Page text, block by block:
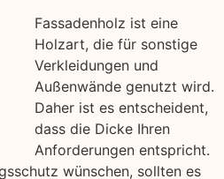
Fassadenholz ist eine
Holzart, die für sonstige
Verkleidungen und
Außenwände genutzt wird.
Daher ist es entscheident,
dass die Dicke Ihren
Anforderungen entspricht.
wünschen, sollten es